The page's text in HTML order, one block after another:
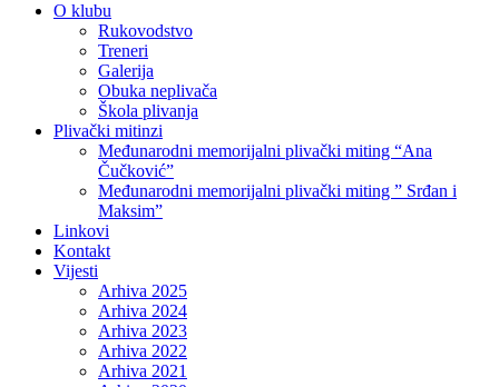
O klubu
Rukovodstvo
Treneri
Galerija
Obuka neplivača
Škola plivanja
Plivački mitinzi
Međunarodni memorijalni plivački miting “Ana
Čučković”
Međunarodni memorijalni plivački miting ” Srđan i
Maksim”
Linkovi
Kontakt
Vijesti
Arhiva 2025
Arhiva 2024
Arhiva 2023
Arhiva 2022
Arhiva 2021